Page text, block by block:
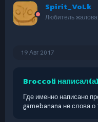
Spirit_VoLk
Любитель
19 Авг 2017
Broccoli
Где именно написано
gamebanana не слова